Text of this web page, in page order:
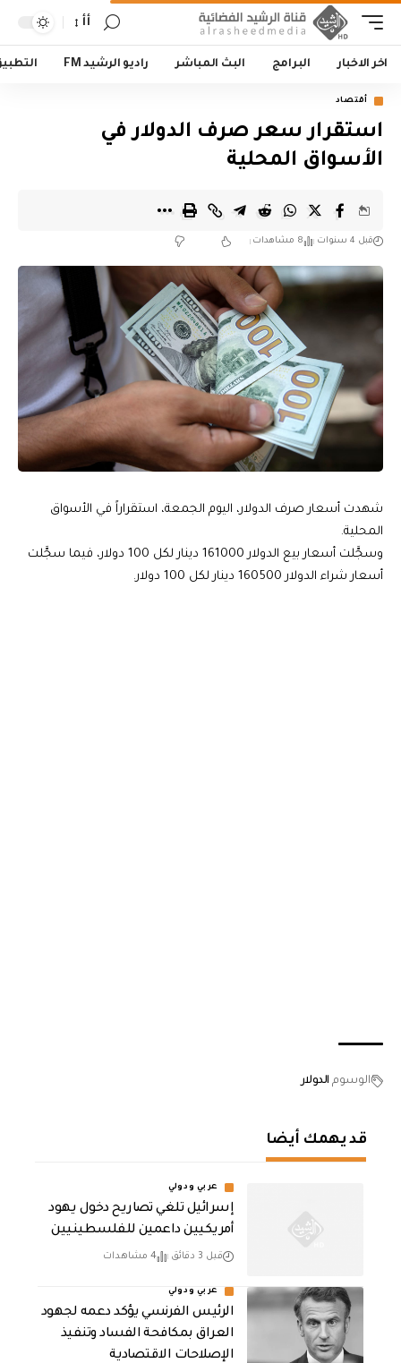
أأ
اخر الاخبار البرامج البث المباشر راديو الرشيد FM
أقتصاد
استقرار سعر صرف الدولار في
الأسواق المحلية
قبل 4 سنوات 8 مشاهدات
شهدت أسعار صرف الدولار، اليوم الجمعة، استقراراً في الأسواق
المحلية.
وسجَّلت أسعار بيع الدولار 161000 دينار لكل 100 دولار، فيما سجَّلت
أسعار شراء الدولار 160500 دينار لكل 100 دولار.
الوسوم الدولار
قد يهمك أيضا
عربي ودولي
إسرائيل تلغي تصاريح دخول يهود
أمريكيين داعمين للفلسطينيين
قبل 3 دقائق 4 مشاهدات
عربي ودولي
الرئيس الفرنسي يؤكد دعمه لجهود
العراق بمكافحة الفساد وتنفيذ
الإصلاحات الاقتصادية